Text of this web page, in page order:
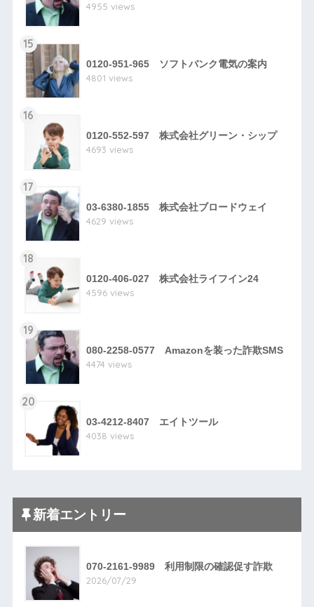
4955 views
15
0120-951-965 ソフトバンク電気の案内
4801 views
16
0120-552-597 株式会社グリーン・シップ
4693 views
17
03-6380-1855 株式会社ブロードウェイ
4629 views
18
0120-406-027 株式会社ライフイン24
4596 views
19
080-2258-0577 Amazonを装った詐欺SMS
4474 views
20
03-4212-8407 エイトツール
4038 views
新着エントリー
070-2161-9989 利用制限の確認促す詐欺
2026/07/29